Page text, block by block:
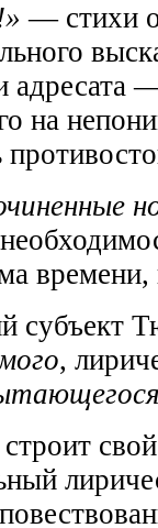
— стихи о
адресата
на
субъект
,